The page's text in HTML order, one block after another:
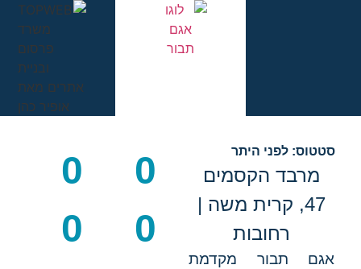
סטטוס: לפני היתר
מרבד הקסמים
47, קרית משה |
רחובות
אגם תבור מקדמת
0
0
0
0